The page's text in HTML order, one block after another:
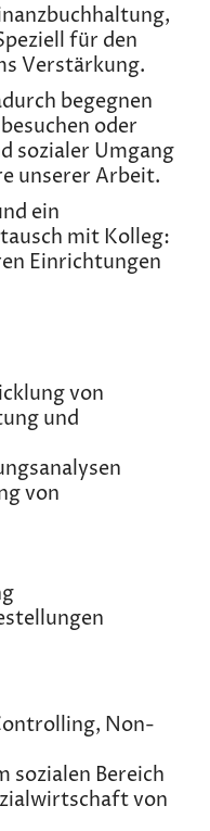
für den
Verstärkung.
begegnen
oder
sozialer Umgang
unserer Arbeit.
ein
mit Kolleg:
Einrichtungen
von
und
von
Non-
sozialen Bereich
von